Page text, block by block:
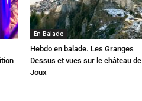
En Balade
Hebdo en balade. Les Granges
Dessus et vues sur le château de
Joux